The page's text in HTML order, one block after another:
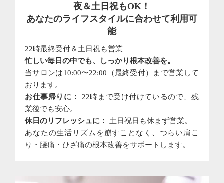
夜＆土日祝もOK！
あなたのライフスタイルに合わせて利用可
能
22時最終受付＆土日祝も営業
忙しい毎日の中でも、しっかり根本改善を。
当サロンは10:00〜22:00（最終受付）まで営業して
おります。
お仕事帰りに：
22時まで受け付けているので、残
業後でも安心。
休日のリフレッシュに：
土日祝日も休まず営業。
あなたの生活リズムを崩すことなく、つらい肩こ
り・腰痛・ひざ痛の根本改善をサポートします。